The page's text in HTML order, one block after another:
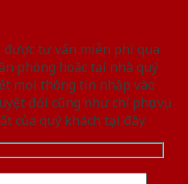
tư vấn miễn phí qua
phòng hoặc tại nhà quý
mọi thông tin nhập vào
đối cũng như chỉ phục vụ
của quý khách tại đây.